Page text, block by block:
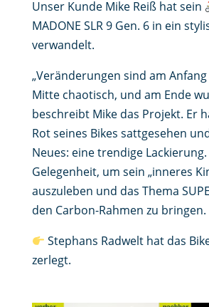
Unser Kunde Mike Reiß hat sein
MADONE SLR 9 Gen. 6 in ein
verwandelt.
„Veränderungen sind am
Mitte chaotisch, und am Ende
beschreibt Mike das Projekt. Er
Rot seines Bikes sattgesehen
Neues: eine trendige
Gelegenheit, um sein „inneres
auszuleben und das Thema
den Carbon-Rahmen zu bringen.
Stephans Radwelt hat das
zerlegt.